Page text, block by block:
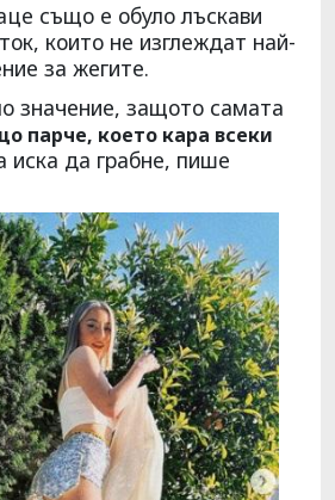
също е обуло лъскави
които не изглеждат най-
за жегите.
значение, защото самата
парче, което кара всеки
иска да грабне, пише